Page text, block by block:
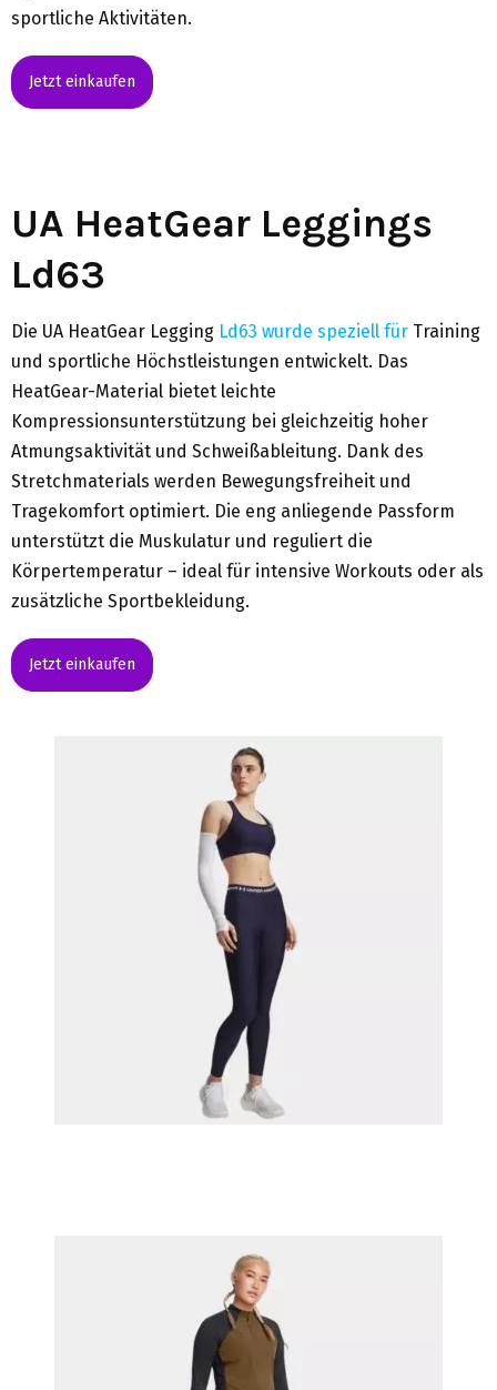
sportliche Aktivitäten.
Jetzt einkaufen
UA HeatGear Leggings
Ld63
Die UA HeatGear Legging Ld63 wurde speziell für Training
und sportliche Höchstleistungen entwickelt. Das
HeatGear-Material bietet leichte
Kompressionsunterstützung bei gleichzeitig hoher
Atmungsaktivität und Schweißableitung. Dank des
Stretchmaterials werden Bewegungsfreiheit und
Tragekomfort optimiert. Die eng anliegende Passform
unterstützt die Muskulatur und reguliert die
Körpertemperatur – ideal für intensive Workouts oder als
zusätzliche Sportbekleidung.
Jetzt einkaufen